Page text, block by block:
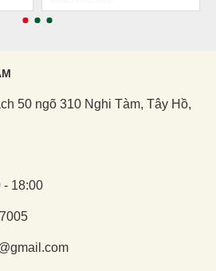
50 ngõ 310 Nghi Tàm, Tây Hồ,
- 18:00